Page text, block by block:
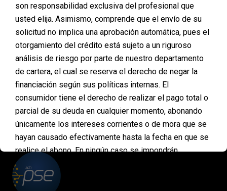
último trimestre últimas 3 colillas INDEPENDIENTES
RUT o Camara de comercio Cedula ampliasda al
150% Extractos bancarios del último trimestre
PENSIONADOS Carta laboral Cedula ampliasda al
150% Extractos bancarios del último trimestre
últimas 3 colillas Haz clic…
PAGOS
ONLINE
son responsabilidad exclusiva del profesional que
usted elija. Asimismo, comprende que el envío de su
solicitud no implica una aprobación automática, pues el
otorgamiento del crédito está sujeto a un riguroso
análisis de riesgo por parte de nuestro departamento
de cartera, el cual se reserva el derecho de negar la
financiación según sus políticas internas. El
consumidor tiene el derecho de realizar el pago total o
parcial de su deuda en cualquier momento, abonando
únicamente los intereses corrientes o de mora que se
hayan causado efectivamente hasta la fecha en que se
realice el abono. En ningún caso se impondrán
penalidades, multas ni sanciones por concepto de
pagos anticipados. Asimismo, mediante la aceptación